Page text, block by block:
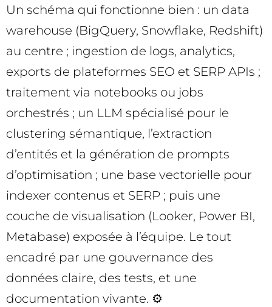
Un schéma qui fonctionne bien : un data
warehouse (BigQuery, Snowflake, Redshift)
au centre ; ingestion de logs, analytics,
exports de plateformes SEO et SERP APIs ;
traitement via notebooks ou jobs
orchestrés ; un LLM spécialisé pour le
clustering sémantique, l’extraction
d’entités et la génération de prompts
d’optimisation ; une base vectorielle pour
indexer contenus et SERP ; puis une
couche de visualisation (Looker, Power BI,
Metabase) exposée à l’équipe. Le tout
encadré par une gouvernance des
données claire, des tests, et une
documentation vivante. ⚙️